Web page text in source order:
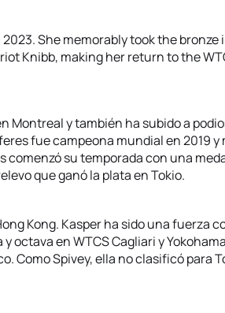
She memorably took the bronze
Knibb, making her return to the
Montreal y también ha subido a
fue campeona mundial en 2019 y
comenzó su temporada con una
que ganó la plata en Tokio.
Kong. Kasper ha sido una fuerza
octava en WTCS Cagliari y
Como Spivey, ella no clasificó para